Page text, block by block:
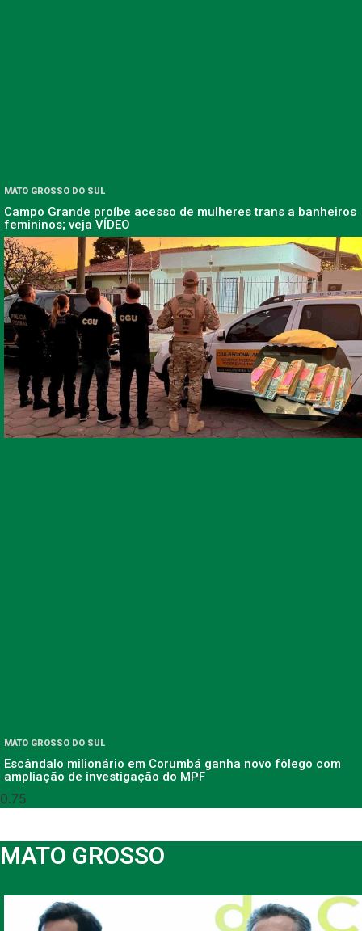
MATO GROSSO DO SUL
Campo Grande proíbe acesso de mulheres trans a banheiros
femininos; veja VÍDEO
MATO GROSSO DO SUL
Escândalo milionário em Corumbá ganha novo fôlego com
ampliação de investigação do MPF
MATO GROSSO